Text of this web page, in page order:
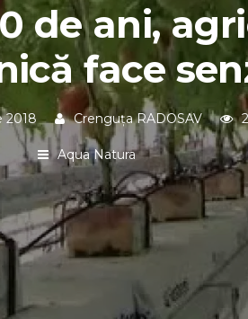
de ani,
face
2018 Crenguța RADOSAV
Aqua Natura